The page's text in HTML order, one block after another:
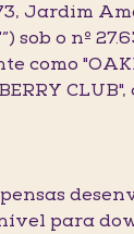
Jardim
sob o nº
para